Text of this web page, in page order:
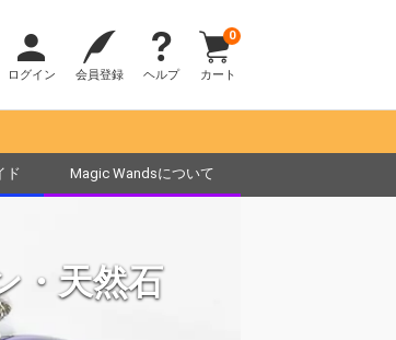
ログイン 会員登録 ヘルプ カート
0
ド Magic Wandsについて
・天然石